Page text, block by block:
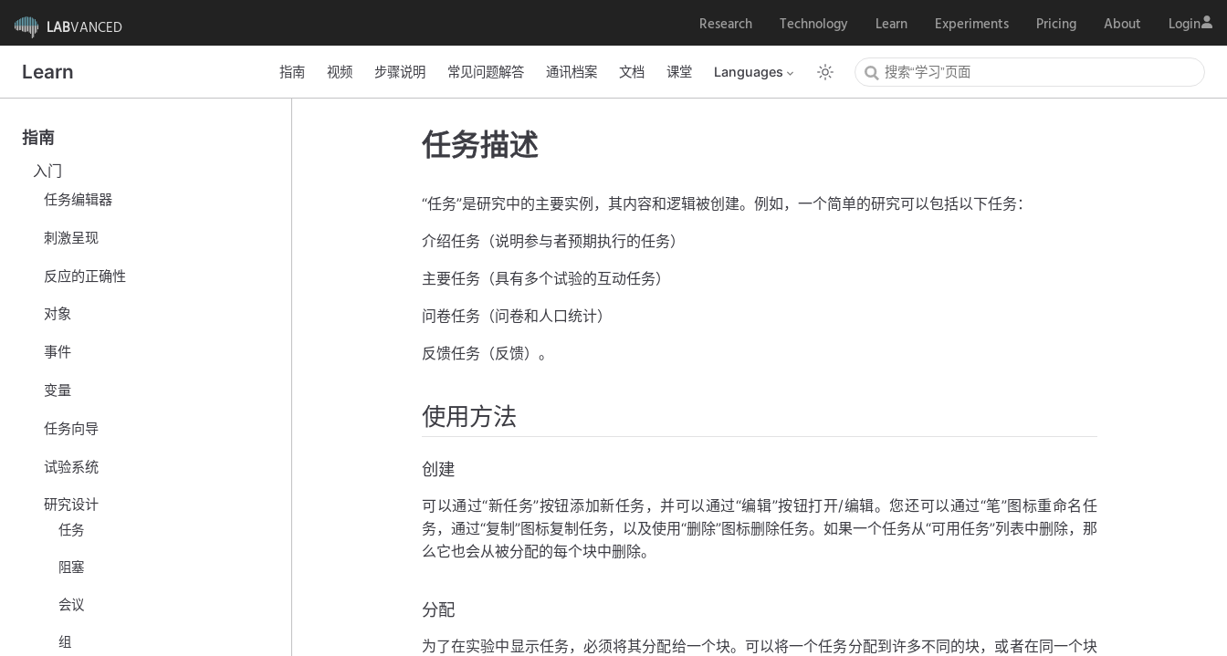
LABVANCED Research Technology Learn Experiments Pricing About Login
Learn 指南 视频 步骤说明 常见问题解答 通讯档案 文档 课堂 Languages
指南
入门
任务编辑器
刺激呈现
反应的正确性
对象
事件
变量
任务向导
试验系统
研究设计
任务
阻塞
会议
组
任务描述
“任务”是研究中的主要实例，其内容和逻辑被创建。例如，一个简单的研究可以包括以下任务：
介绍任务（说明参与者预期执行的任务）
主要任务（具有多个试验的互动任务）
问卷任务（问卷和人口统计）
反馈任务（反馈）。
使用方法
创建
可以通过“新任务”按钮添加新任务，并可以通过“编辑”按钮打开/编辑。您还可以通过“笔”图标重命名任
务，通过“复制”图标复制任务，以及使用“删除”图标删除任务。如果一个任务从“可用任务”列表中删除，那
么它也会从被分配的每个块中删除。
分配
为了在实验中显示任务，必须将其分配给一个块。可以将一个任务分配到许多不同的块，或者在同一个块